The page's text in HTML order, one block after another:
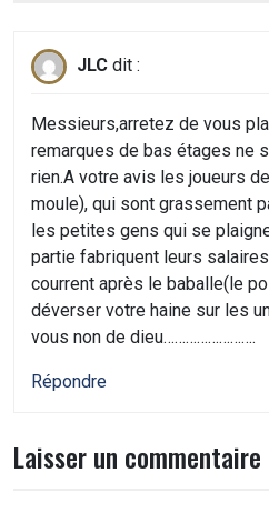
JLC dit :
Messieurs,arretez de vous
remarques de bas étages ne
rien.A votre avis les joueurs
moule), qui sont grassement
les petites gens qui se
partie fabriquent leurs
courrent après le baballe(le
déverser votre haine sur les
vous non de dieu…………………….
Répondre
Laisser un commentaire